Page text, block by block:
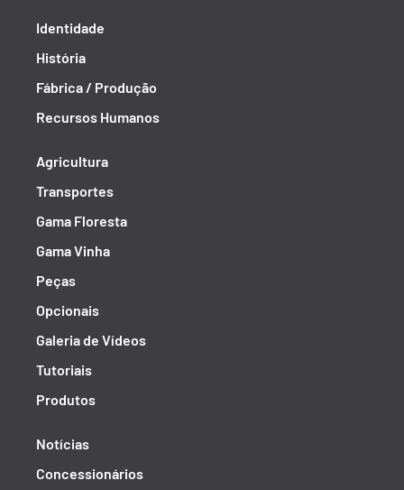
Identidade
História
Fábrica / Produção
Recursos Humanos
Agricultura
Transportes
Gama Floresta
Gama Vinha
Peças
Opcionais
Galeria de Vídeos
Tutoriais
Produtos
Notícias
Concessionários